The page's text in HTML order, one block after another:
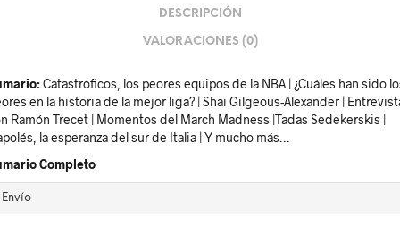
DESCRIPCIÓN
VALORACIONES (0)
Catastróficos, los peores equipos de la NBA | ¿Cuáles han sido
en la historia de la mejor liga? | Shai Gilgeous-Alexander |
Ramón Trecet | Momentos del March Madness |Tadas Sedekerskis |
la esperanza del sur de Italia | Y mucho más…
Completo
Envío